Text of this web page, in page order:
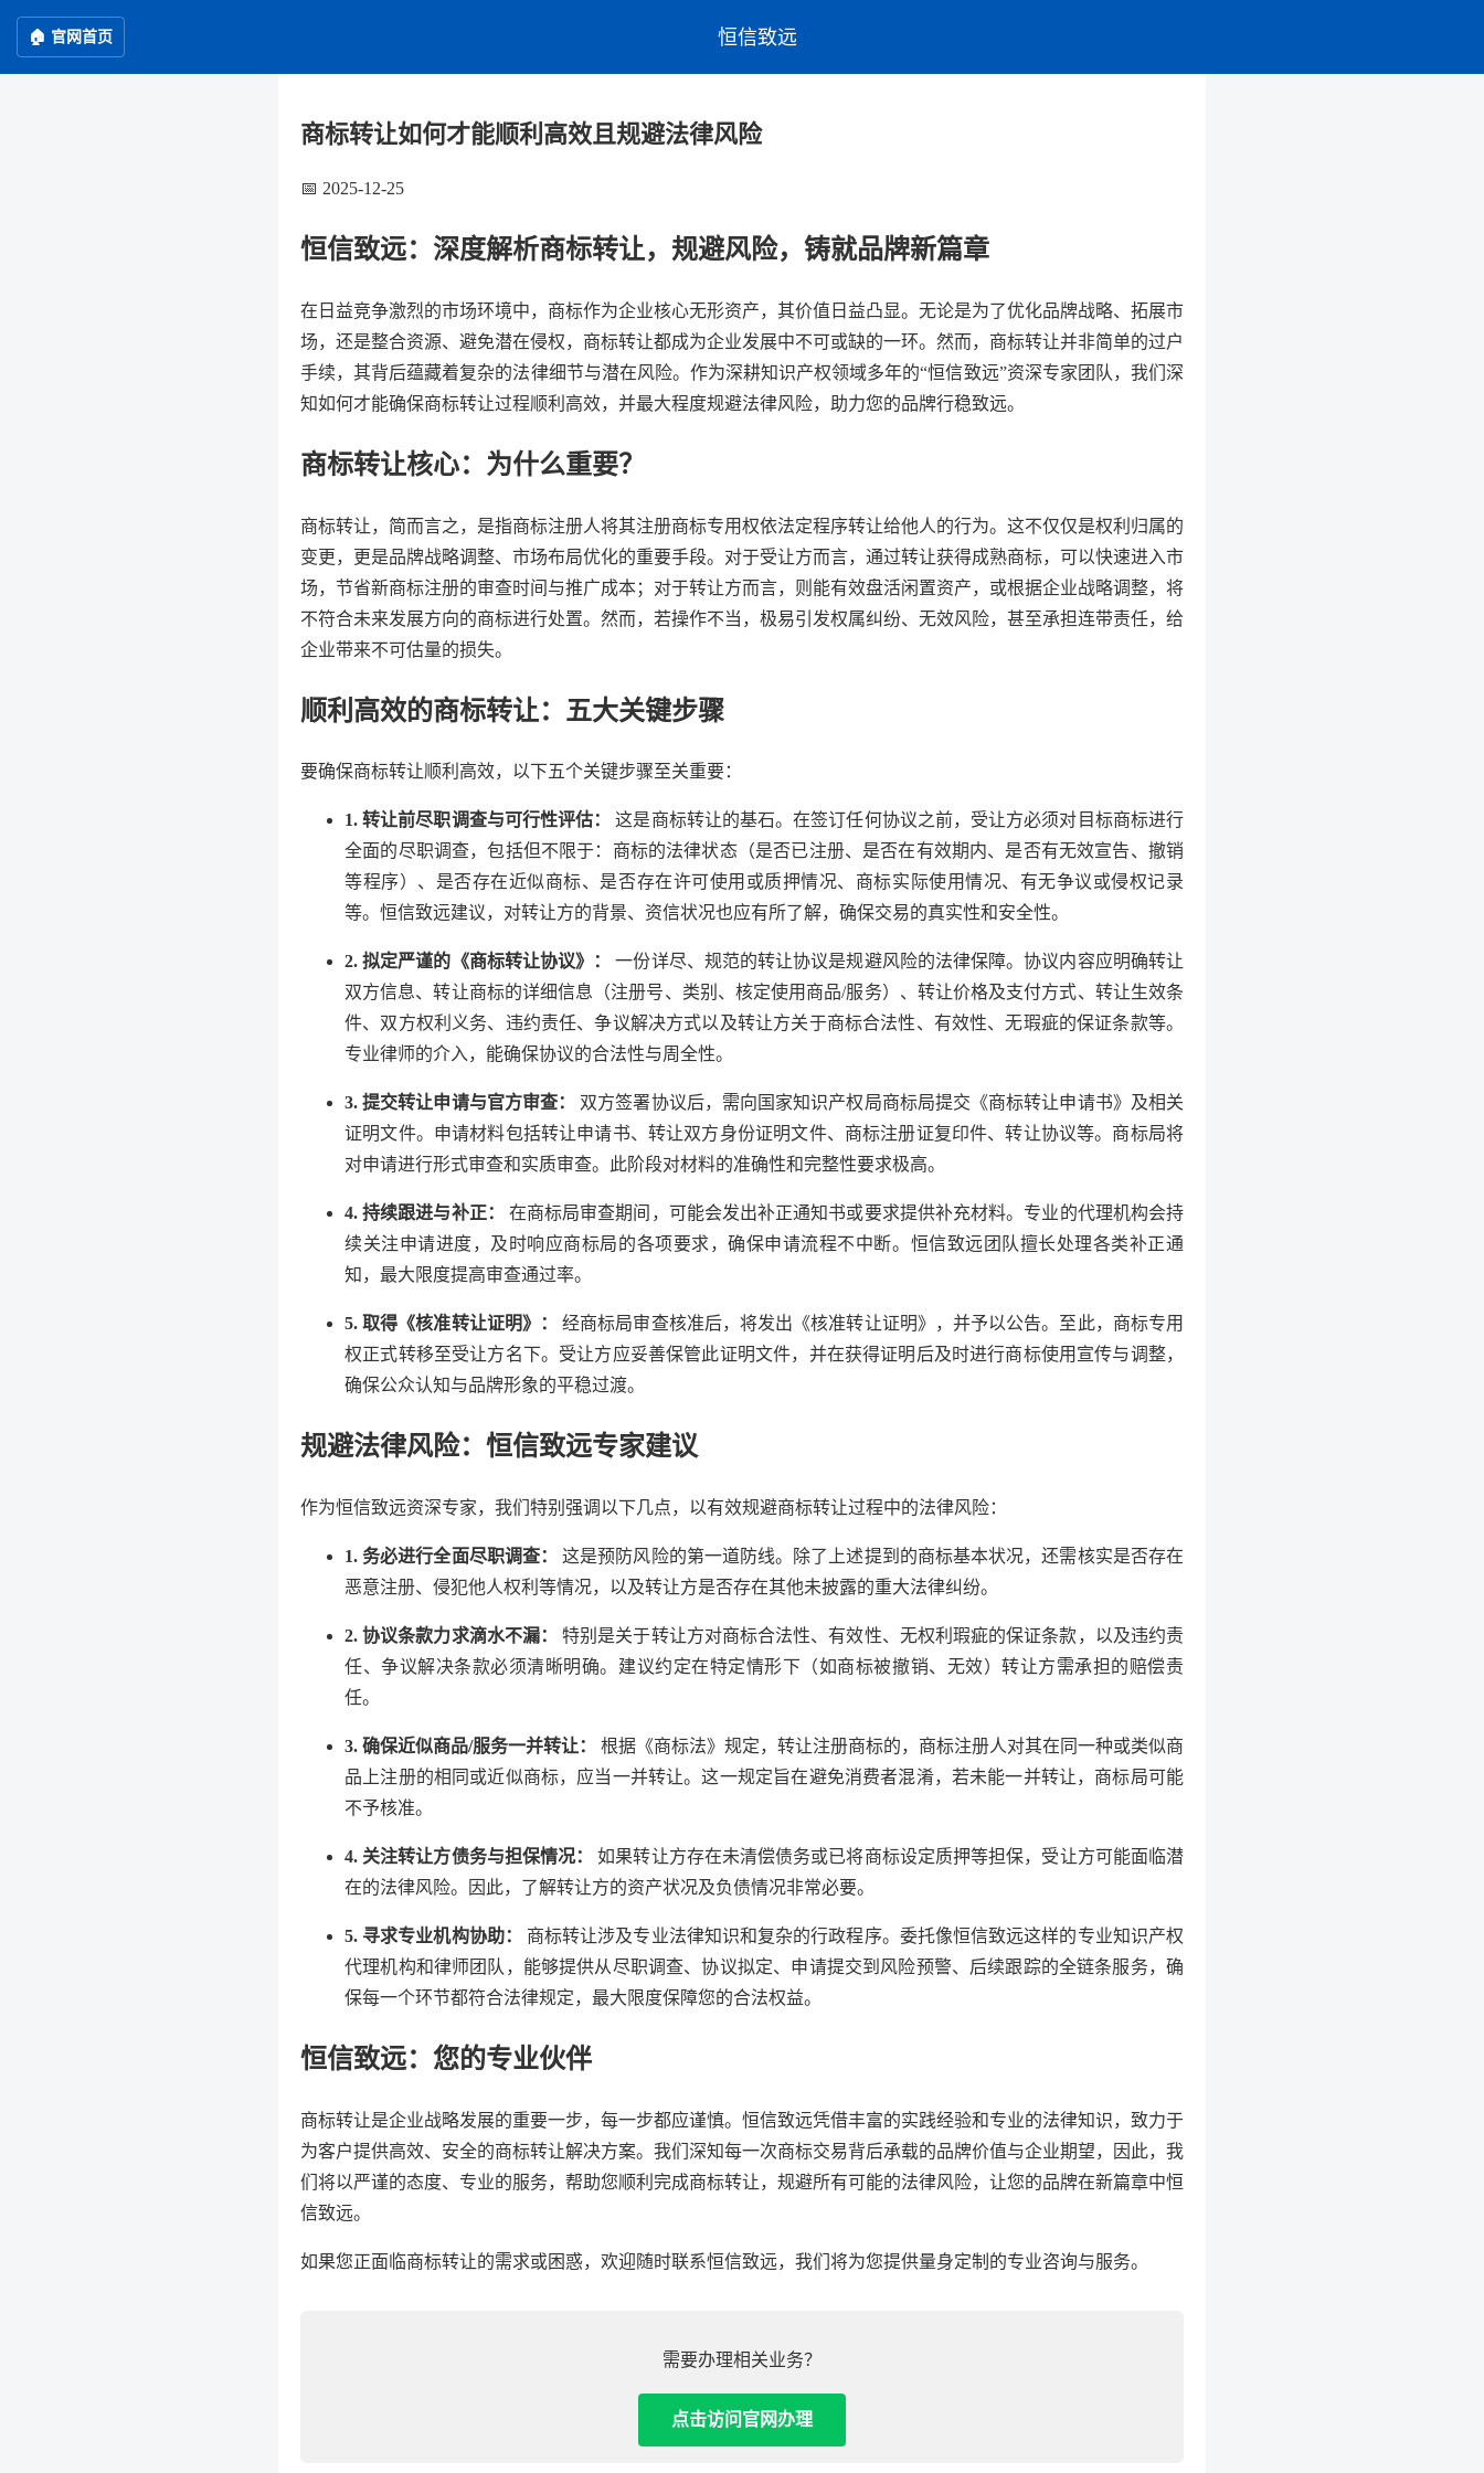
🏠 官网首页 恒信致远
商标转让如何才能顺利高效且规避法律风险
📅 2025-12-25
恒信致远：深度解析商标转让，规避风险，铸就品牌新篇章
在日益竞争激烈的市场环境中，商标作为企业核心无形资产，其价值日益凸显。无论是为了优化品牌战略、拓展市
场，还是整合资源、避免潜在侵权，商标转让都成为企业发展中不可或缺的一环。然而，商标转让并非简单的过户
手续，其背后蕴藏着复杂的法律细节与潜在风险。作为深耕知识产权领域多年的“恒信致远”资深专家团队，我们深
知如何才能确保商标转让过程顺利高效，并最大程度规避法律风险，助力您的品牌行稳致远。
商标转让核心：为什么重要？
商标转让，简而言之，是指商标注册人将其注册商标专用权依法定程序转让给他人的行为。这不仅仅是权利归属的
变更，更是品牌战略调整、市场布局优化的重要手段。对于受让方而言，通过转让获得成熟商标，可以快速进入市
场，节省新商标注册的审查时间与推广成本；对于转让方而言，则能有效盘活闲置资产，或根据企业战略调整，将
不符合未来发展方向的商标进行处置。然而，若操作不当，极易引发权属纠纷、无效风险，甚至承担连带责任，给
企业带来不可估量的损失。
顺利高效的商标转让：五大关键步骤
要确保商标转让顺利高效，以下五个关键步骤至关重要：
1. 转让前尽职调查与可行性评估：
这是商标转让的基石。在签订任何协议之前，受让方必须对目标商标进行
全面的尽职调查，包括但不限于：商标的法律状态（是否已注册、是否在有效期内、是否有无效宣告、撤销
等程序）、是否存在近似商标、是否存在许可使用或质押情况、商标实际使用情况、有无争议或侵权记录
等。恒信致远建议，对转让方的背景、资信状况也应有所了解，确保交易的真实性和安全性。
2. 拟定严谨的《商标转让协议》：
一份详尽、规范的转让协议是规避风险的法律保障。协议内容应明确转让
双方信息、转让商标的详细信息（注册号、类别、核定使用商品/服务）、转让价格及支付方式、转让生效条
件、双方权利义务、违约责任、争议解决方式以及转让方关于商标合法性、有效性、无瑕疵的保证条款等。
专业律师的介入，能确保协议的合法性与周全性。
3. 提交转让申请与官方审查：
双方签署协议后，需向国家知识产权局商标局提交《商标转让申请书》及相关
证明文件。申请材料包括转让申请书、转让双方身份证明文件、商标注册证复印件、转让协议等。商标局将
对申请进行形式审查和实质审查。此阶段对材料的准确性和完整性要求极高。
4. 持续跟进与补正：
在商标局审查期间，可能会发出补正通知书或要求提供补充材料。专业的代理机构会持
续关注申请进度，及时响应商标局的各项要求，确保申请流程不中断。恒信致远团队擅长处理各类补正通
知，最大限度提高审查通过率。
5. 取得《核准转让证明》：
经商标局审查核准后，将发出《核准转让证明》，并予以公告。至此，商标专用
权正式转移至受让方名下。受让方应妥善保管此证明文件，并在获得证明后及时进行商标使用宣传与调整，
确保公众认知与品牌形象的平稳过渡。
规避法律风险：恒信致远专家建议
作为恒信致远资深专家，我们特别强调以下几点，以有效规避商标转让过程中的法律风险：
1. 务必进行全面尽职调查：
这是预防风险的第一道防线。除了上述提到的商标基本状况，还需核实是否存在
恶意注册、侵犯他人权利等情况，以及转让方是否存在其他未披露的重大法律纠纷。
2. 协议条款力求滴水不漏：
特别是关于转让方对商标合法性、有效性、无权利瑕疵的保证条款，以及违约责
任、争议解决条款必须清晰明确。建议约定在特定情形下（如商标被撤销、无效）转让方需承担的赔偿责
任。
3. 确保近似商品/服务一并转让：
根据《商标法》规定，转让注册商标的，商标注册人对其在同一种或类似商
品上注册的相同或近似商标，应当一并转让。这一规定旨在避免消费者混淆，若未能一并转让，商标局可能
不予核准。
4. 关注转让方债务与担保情况：
如果转让方存在未清偿债务或已将商标设定质押等担保，受让方可能面临潜
在的法律风险。因此，了解转让方的资产状况及负债情况非常必要。
5. 寻求专业机构协助：
商标转让涉及专业法律知识和复杂的行政程序。委托像恒信致远这样的专业知识产权
代理机构和律师团队，能够提供从尽职调查、协议拟定、申请提交到风险预警、后续跟踪的全链条服务，确
保每一个环节都符合法律规定，最大限度保障您的合法权益。
恒信致远：您的专业伙伴
商标转让是企业战略发展的重要一步，每一步都应谨慎。恒信致远凭借丰富的实践经验和专业的法律知识，致力于
为客户提供高效、安全的商标转让解决方案。我们深知每一次商标交易背后承载的品牌价值与企业期望，因此，我
们将以严谨的态度、专业的服务，帮助您顺利完成商标转让，规避所有可能的法律风险，让您的品牌在新篇章中恒
信致远。
如果您正面临商标转让的需求或困惑，欢迎随时联系恒信致远，我们将为您提供量身定制的专业咨询与服务。
需要办理相关业务？
点击访问官网办理